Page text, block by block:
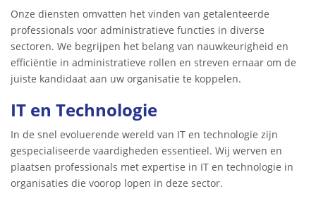
Onze diensten omvatten het vinden van getalenteerde
professionals voor administratieve functies in diverse
sectoren. We begrijpen het belang van nauwkeurigheid en
efficiëntie in administratieve rollen en streven ernaar om de
juiste kandidaat aan uw organisatie te koppelen.
IT en Technologie
In de snel evoluerende wereld van IT en technologie zijn
gespecialiseerde vaardigheden essentieel. Wij werven en
plaatsen professionals met expertise in IT en technologie in
organisaties die voorop lopen in deze sector.